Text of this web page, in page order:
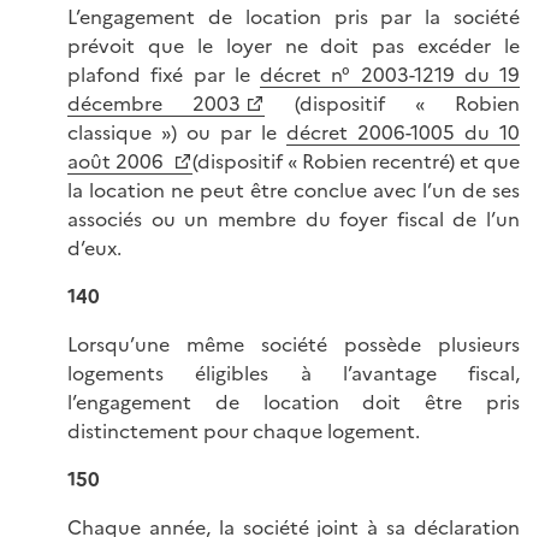
L’engagement de location pris par la société
prévoit que le loyer ne doit pas excéder le
plafond fixé par le décret n° 2003-1219 du 19
décembre 2003
(dispositif « Robien
classique ») ou par le décret 2006-1005 du 10
août 2006
(dispositif « Robien recentré) et que
la location ne peut être conclue avec l’un de ses
associés ou un membre du foyer fiscal de l’un
d’eux.
140
Lorsqu’une même société possède plusieurs
logements éligibles à l’avantage fiscal,
l’engagement de location doit être pris
distinctement pour chaque logement.
150
Chaque année, la société joint à sa déclaration